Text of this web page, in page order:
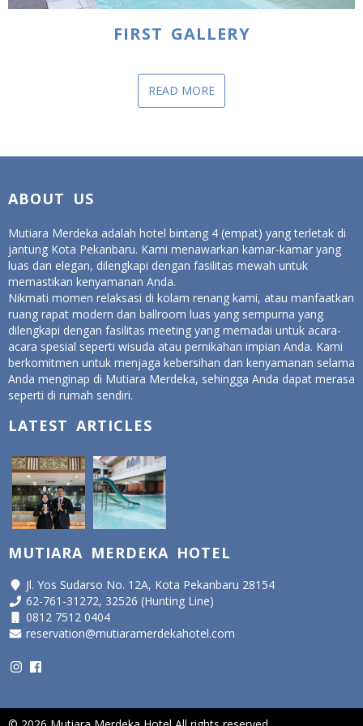
FIRST GALLERY
READ MORE
ABOUT US
Mutiara Merdeka adalah hotel bintang 4 (empat) yang terletak di
jantung Kota Pekanbaru. Kami menawarkan kamar-kamar yang
luas dan elegan, dilengkapi dengan fasilitas mewah untuk
memastikan kenyamanan Anda.
Nikmati momen relaksasi di kolam renang kami, atau manfaatkan
ruang rapat modern dan ballroom luas yang sempurna yang
dilengkapi dengan fasilitas meeting yang memadai untuk acara-
acara spesial seperti wisuda atau pernikahan impian Anda. Kami
berkomitmen untuk menjaga kebersihan dan kenyamanan selama
Anda menginap di Mutiara Merdeka, sehingga Anda dapat merasa
seperti di rumah sendiri.
LATEST ARTICLES
MUTIARA MERDEKA HOTEL
Jl. Yos Sudarso No. 12A, Kota Pekanbaru 28154
62-761-31272, 32526 (Hunting Line)
0812 7512 0404
reservation@mutiaramerdekahotel.com